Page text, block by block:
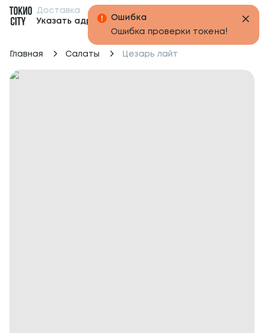
Доставка
Указать адрес
Главная Салаты Цезарь лайт
Ошибка
Ошибка проверки токена!